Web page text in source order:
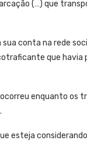
(…) que
conta na rede
que havia
enquanto os
esteja